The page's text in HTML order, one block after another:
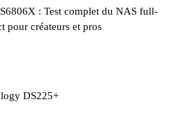
: Test complet du NAS full-
pour créateurs et pros
DS225+